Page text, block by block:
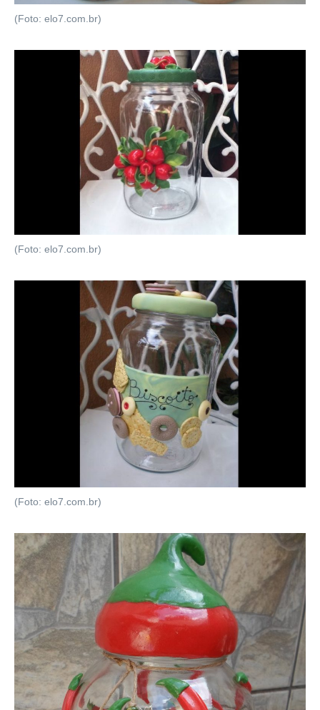
(Foto: elo7.com.br)
(Foto: elo7.com.br)
(Foto: elo7.com.br)